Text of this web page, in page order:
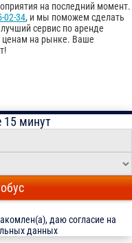
на последний момент.
02-34, и мы поможем сделать
сервис по аренде
на рынке. Ваше
15 минут
даю согласие на
данных